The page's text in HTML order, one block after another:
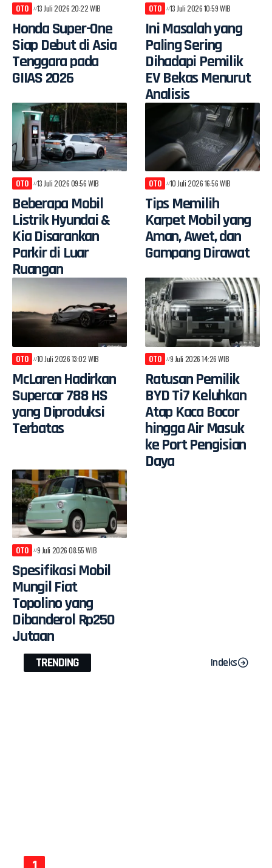
OTO 13 Juli 2026 20:22 WIB
Honda Super-One
Siap Debut di Asia
Tenggara pada
GIIAS 2026
OTO 13 Juli 2026 10:59 WIB
Ini Masalah yang
Paling Sering
Dihadapi Pemilik
EV Bekas Menurut
Analisis
OTO 13 Juli 2026 09:56 WIB
Beberapa Mobil
Listrik Hyundai &
Kia Disarankan
Parkir di Luar
Ruangan
OTO 10 Juli 2026 16:56 WIB
Tips Memilih
Karpet Mobil yang
Aman, Awet, dan
Gampang Dirawat
OTO 10 Juli 2026 13:02 WIB
McLaren Hadirkan
Supercar 788 HS
yang Diproduksi
Terbatas
OTO 9 Juli 2026 14:26 WIB
Ratusan Pemilik
BYD Ti7 Keluhkan
Atap Kaca Bocor
hingga Air Masuk
ke Port Pengisian
Daya
OTO 9 Juli 2026 08:55 WIB
Spesifikasi Mobil
Mungil Fiat
Topolino yang
Dibanderol Rp250
Jutaan
TRENDING Indeks